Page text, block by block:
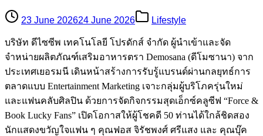
23 June 202624 June 2026 Lifestyle
บริษัท ดีไซซีพ เทคโนโลยี โปรดักส์ จำกัด ผู้นำเข้าและจัด
จำหน่ายผลิตภัณฑ์เสริมอาหารตรา Demosana (ดีโมซานา) จาก
ประเทศเยอรมนี เดินหน้าสร้างการรับรู้แบรนด์ผ่านกลยุทธ์การ
ตลาดแบบ Entertainment Marketing เจาะกลุ่มผู้บริโภครุ่นใหม่
และแฟนคลับศิลปิน ด้วยการจัดกิจกรรมสุดเอ็กซ์คลูซีฟ “Force &
Book Lucky Fans” เปิดโอกาสให้ผู้โชคดี 50 ท่านได้ใกล้ชิดสอง
นักแสดงขวัญใจแฟน ๆ คุณฟอส จิรัชพงศ์ ศรีแสง และ คุณบุ๊ค